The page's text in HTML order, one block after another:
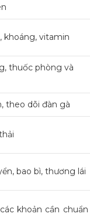
khoáng, vitamin
thuốc phòng và
theo dõi đàn gà
bao bì, thương lái
khoản cần